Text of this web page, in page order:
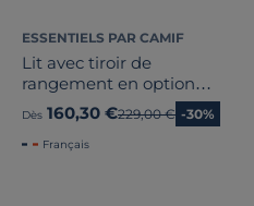
ESSENTIELS PAR CAMIF
Lit avec tiroir de
rangement en option
décor bois Palerme
Dès 160,30 €Ancien prix
229,00 € -30%
Français